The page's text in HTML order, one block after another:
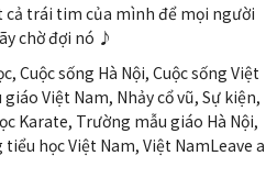
trái tim của mình để mọi người
chờ đợi nó ♪
Cuộc sống Hà Nội, Cuộc sống Việt
giáo Việt Nam, Nhảy cổ vũ, Sự kiện,
Karate, Trường mẫu giáo Hà Nội,
học Việt Nam, Việt NamLeave a